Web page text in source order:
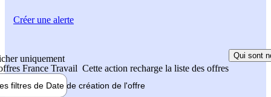
uniquement
France Travail Cette action recharge la liste des offres
Qui sont
filtres de Date de création de l'offre
Créer une alerte